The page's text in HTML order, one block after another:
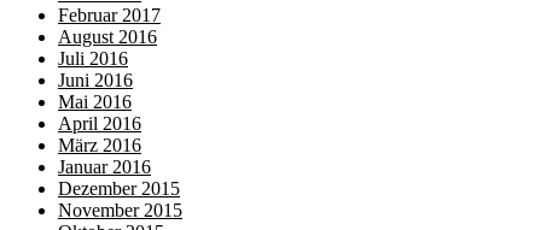
Februar 2017
August 2016
Juli 2016
Juni 2016
Mai 2016
April 2016
März 2016
Januar 2016
Dezember 2015
November 2015